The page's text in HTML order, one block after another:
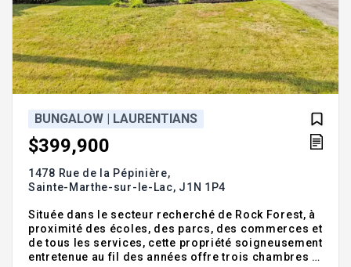
BUNGALOW | LAURENTIANS
$399,900
1478 Rue de la Pépinière,
Sainte-Marthe-sur-le-Lac, J1N 1P4
Située dans le secteur recherché de Rock Forest, à
proximité des écoles, des parcs, des commerces et
de tous les services, cette propriété soigneusement
entretenue au fil des années offre trois chambres à